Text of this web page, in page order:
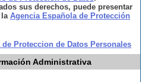
sus derechos, puede presentar
la Agencia Española de Protección
de Proteccion de Datos Personales
Administrativa